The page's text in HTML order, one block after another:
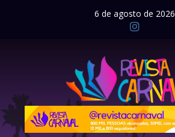
6 de agosto de 2026